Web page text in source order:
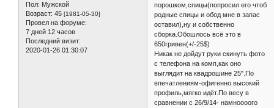
Пол: Мужской
Возраст: 45 [1981-05-30]
Провел на форуме:
7 дней 12 часов
Последний визит:
2020-01-26 01:30:07
порошком,спицы(попросил его чтоб
родные спицы и обод мне в запас
оставил),ну и собственно
сборка.Обошлось всё это в
650гривен(+/-25$)
Никак не дойдут руки скинуть фото
с телефона на комп,как оно
выглядит на квадрошине 25".По
впечатлениям-офигенно высокий
профиль,мягко идёт.По весу в
сравнении с 26/9/14- намноооого